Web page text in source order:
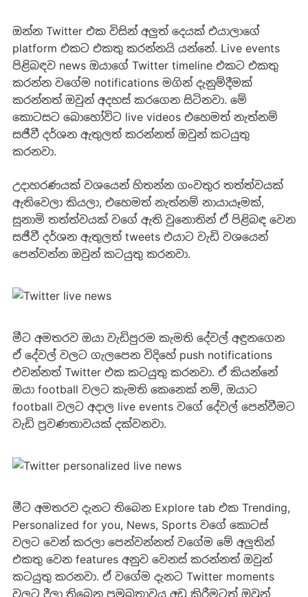
ඔන්න Twitter එක විසින් අලුත් දෙයක් එයාලාගේ
platform එකට එකතු කරන්නයි යන්නේ. Live events
පිළිබඳව news ඔයාගේ Twitter timeline එකට එකතු
කරන්න වගේම notifications මගින් දැනුම්දීමක්
කරන්නත් ඔවුන් අදහස් කරගෙන සිටිනවා. මේ
කොටසට බොහෝවිට live videos එහෙමත් නැත්නම්
සජීවී දර්ශන ඇතුලත් කරන්නත් ඔවුන් කටයුතු
කරනවා.
උදාහරණයක් වශයෙන් හිතන්න ගංවතුර තත්ත්වයක්
ඇතිවෙලා කියලා, එහෙමත් නැත්නම් නායායෑමක්,
සුනාමි තත්ත්වයක් වගේ ඇති වුනොතින් ඒ පිළිබඳ වෙන
සජීවී දර්ශන ඇතුලත් tweets එයාට වැඩි වශයෙන්
පෙන්වන්න ඔවුන් කටයුතු කරනවා.
මීට අමතරව ඔයා වැඩිපුරම කැමති දේවල් අඳුනගෙන
ඒ දේවල් වලට ගැලපෙන විදිහේ push notifications
එවන්නත් Twitter එක කටයුතු කරනවා. ඒ කියන්නේ
ඔයා football වලට කැමති කෙනෙක් නම්, ඔයාට
football වලට අදාල live events වගේ දේවල් පෙන්වීමට
වැඩි ප්‍රවණතාවයක් දක්වනවා.
මීට අමතරව දැනට තිබෙන Explore tab එක Trending,
Personalized for you, News, Sports වගේ කොටස්
වලට වෙන් කරලා පෙන්වන්නත් වගේම මේ අලුතින්
එකතු වෙන features අනුව වෙනස් කරන්නත් ඔවුන්
කටයුතු කරනවා. ඒ වගේම දැනට Twitter moments
වලට දීලා තිබෙන ප්‍රමුඛතාවය අඩු කිරීමටත් ඔවුන්